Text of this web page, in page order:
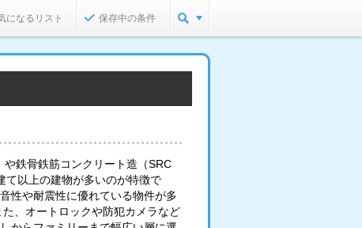
になるリスト 保存中の条件
鉄骨鉄筋コンクリート造（SRC
て以上の建物が多いのが特徴で
性や耐震性に優れている物件が多
、オートロックや防犯カメラなど